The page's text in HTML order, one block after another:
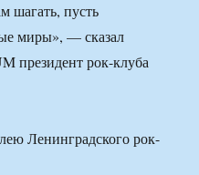
шагать, пусть
миры», — сказал
президент рок-клуба
Ленинградского рок-